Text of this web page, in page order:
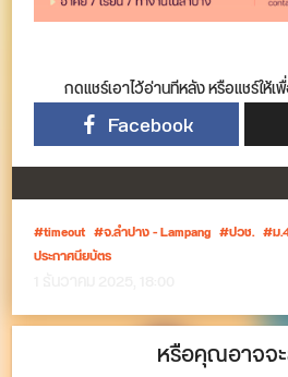
กดแชร์เอาไว้อ่านทีหลัง หรือแชร์ให้
Facebook
timeout จ.ลำปาง - Lampang ปวช. ม
ประกาศนียบัตร
หรือคุณอาจจ